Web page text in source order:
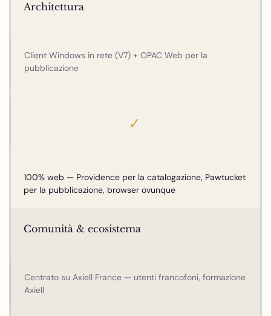
Architettura
Client Windows in rete (V7) + OPAC Web per la
pubblicazione
✓
100% web — Providence per la catalogazione, Pawtucket
per la pubblicazione, browser ovunque
Comunità & ecosistema
Centrato su Axiell France — utenti francofoni, formazione
Axiell